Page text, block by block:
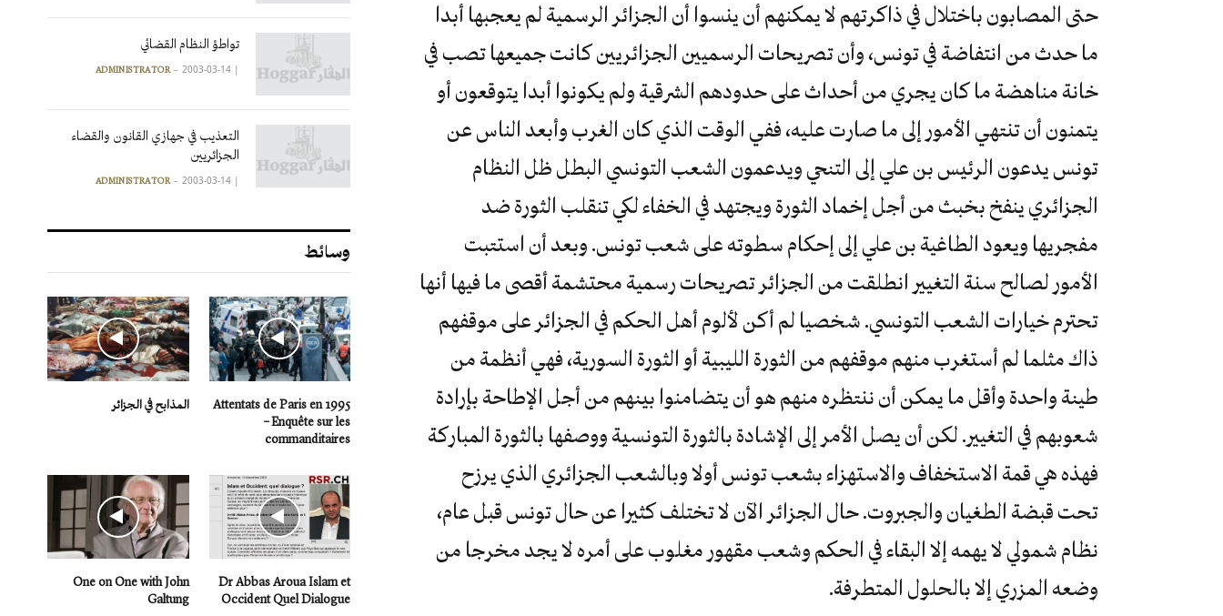
حتى المصابون باختلال في ذاكرتهم لا يمكنهم أن ينسوا أن الجزائر الرسمية لم يعجبها أبدا
ما حدث من انتفاضة في تونس، وأن تصريحات الرسميين الجزائريين كانت جميعها تصب في
خانة مناهضة ما كان يجري من أحداث على حدودهم الشرقية ولم يكونوا أبدا يتوقعون أو
يتمنون أن تنتهي الأمور إلى ما صارت عليه، ففي الوقت الذي كان الغرب وأبعد الناس عن
تونس يدعون الرئيس بن علي إلى التنحي ويدعمون الشعب التونسي البطل ظل النظام
الجزائري ينفخ بخبث من أجل إخماد الثورة ويجتهد في الخفاء لكي تنقلب الثورة ضد
مفجريها ويعود الطاغية بن علي إلى إحكام سطوته على شعب تونس. وبعد أن استتبت
الأمور لصالح سنة التغيير انطلقت من الجزائر تصريحات رسمية محتشمة أقصى ما فيها أنها
تحترم خيارات الشعب التونسي. شخصيا لم أكن لألوم أهل الحكم في الجزائر على موقفهم
ذاك مثلما لم أستغرب منهم موقفهم من الثورة الليبية أو الثورة السورية، فهي أنظمة من
طينة واحدة وأقل ما يمكن أن ننتظره منهم هو أن يتضامنوا بينهم من أجل الإطاحة بإرادة
شعوبهم في التغيير. لكن أن يصل الأمر إلى الإشادة بالثورة التونسية ووصفها بالثورة المباركة
فهذه هي قمة الاستخفاف والاستهزاء بشعب تونس أولا وبالشعب الجزائري الذي يرزح
تحت قبضة الطغيان والجبروت. حال الجزائر الآن لا تختلف كثيرا عن حال تونس قبل عام،
نظام شمولي لا يهمه إلا البقاء في الحكم وشعب مقهور مغلوب على أمره لا يجد مخرجا من
وضعه المزري إلا بالحلول المتطرفة.
تواطؤ النظام القضائي
|
ADMINISTRATOR 2003-03-14
التعذيب في جهازي القانون والقضاء
الجزائريين
|
ADMINISTRATOR 2003-03-14
وسائط
Attentats de Paris en 1995
– Enquête sur les
commanditaires
المذابح في الجزائر
Dr Abbas Aroua Islam et
Occident Quel Dialogue
One on One with John
Galtung